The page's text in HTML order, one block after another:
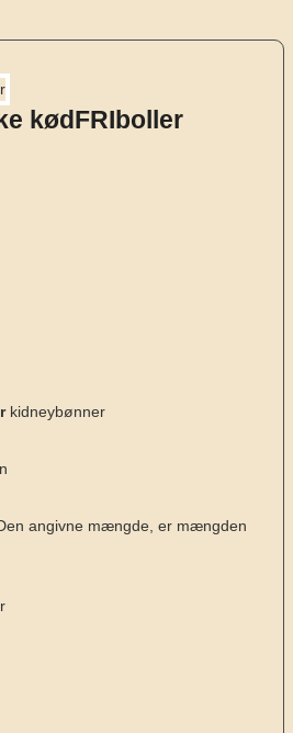
kødFRIboller
kidneybønner
angivne mængde, er mængden